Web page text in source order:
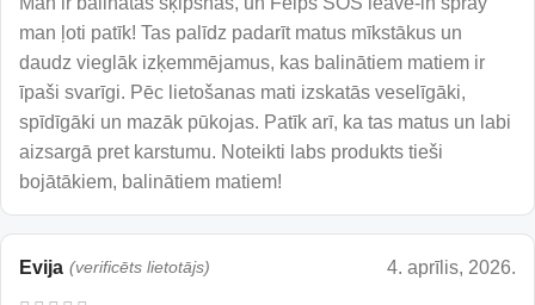
man ļoti patīk! Tas palīdz padarīt matus mīkstākus un
daudz vieglāk izķemmējamus, kas balinātiem matiem ir
īpaši svarīgi. Pēc lietošanas mati izskatās veselīgāki,
spīdīgāki un mazāk pūkojas. Patīk arī, ka tas matus un labi
aizsargā pret karstumu. Noteikti labs produkts tieši
bojātākiem, balinātiem matiem!
Evija (verificēts lietotājs) 4. aprīlis, 2026.